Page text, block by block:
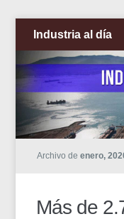
Industria al día
Archivo deenero,
Más de